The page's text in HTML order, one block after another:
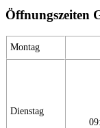
Öffnungszeiten
Montag
Dienstag